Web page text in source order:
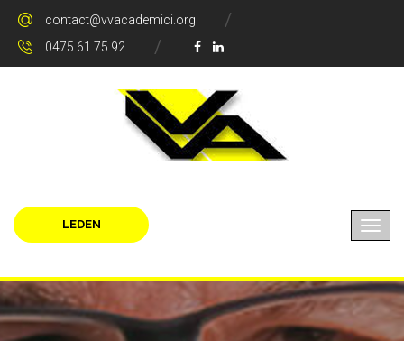
contact@vvacademici.org
0475 61 75 92
LEDEN